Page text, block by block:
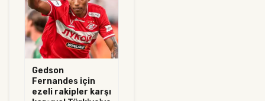
Gedson
Fernandes için
ezeli rakipler karşı